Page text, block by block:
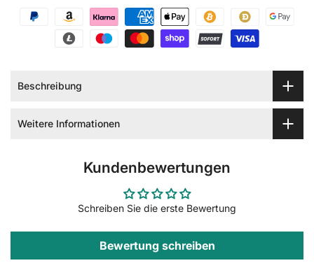
Beschreibung
Weitere Informationen
Kundenbewertungen
Schreiben Sie die erste Bewertung
Bewertung schreiben